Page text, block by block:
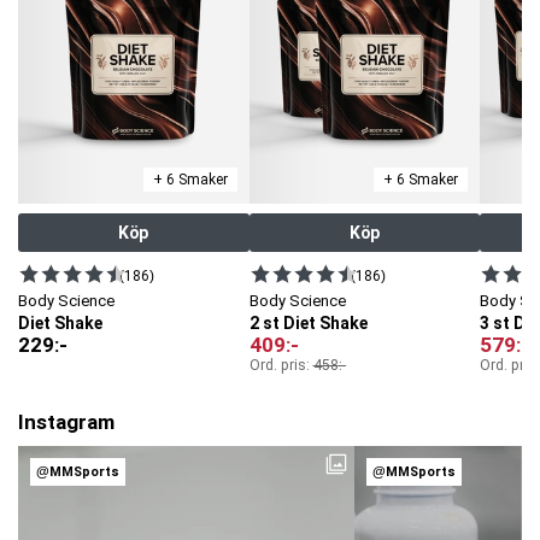
+ 6 Smaker
Köp
(186)
Body Science
Diet Shake
229:-
+ 6 Smaker
Köp
(186)
Body Science
2 st Diet Shake
409:-
Ord. pris:458:-
Body
3 st
579:-
Ord.
Instagram
@MMSports @MMSports